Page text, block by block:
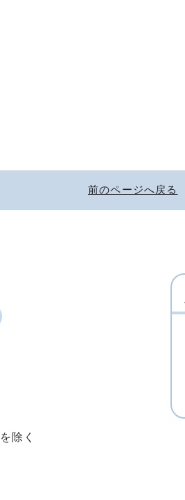
前のページへ戻る
除く